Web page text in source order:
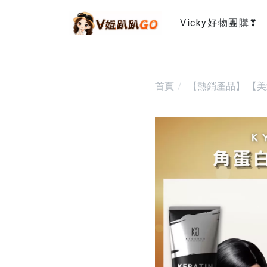
Vicky好物團購❣
首頁 【熱銷產品】 【